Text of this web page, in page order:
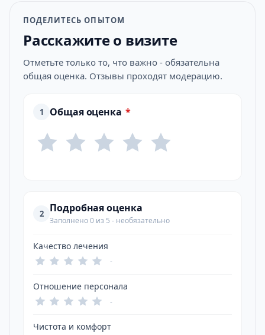
ПОДЕЛИТЕСЬ ОПЫТОМ
Расскажите о визите
Отметьте только то, что важно - обязательна
общая оценка. Отзывы проходят модерацию.
1 Общая оценка *
2 Подробная оценка
Заполнено 0 из 5 - необязательно
Качество лечения
-
Отношение персонала
-
Чистота и комфорт